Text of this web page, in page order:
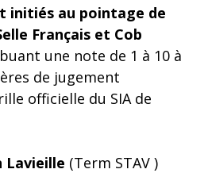
initiés au pointage de
Français et Cob
une note de 1 à 10 à
de jugement
officielle du SIA de
Lavieille (Term STAV )